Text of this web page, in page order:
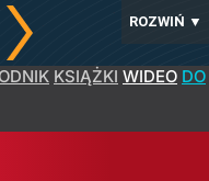
ROZWIŃ ▼
KSIĄŻKI WIDEO DO